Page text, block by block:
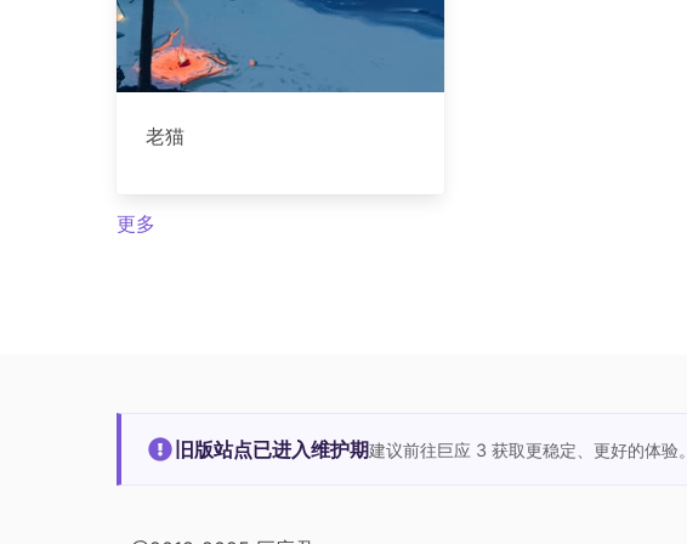
老猫
更多
旧版站点已进入维护期建议前往巨应 3 获取更稳定、更好的体验。